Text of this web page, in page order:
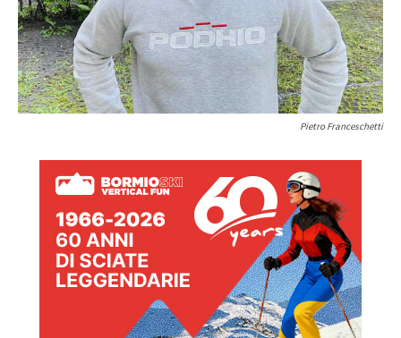
Pietro Franceschetti